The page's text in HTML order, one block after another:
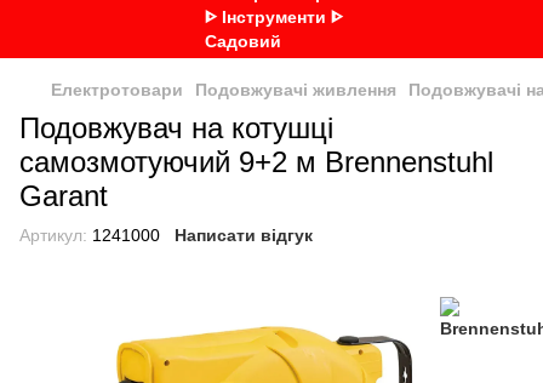
Електротовари Подовжувачі живлення Подовжувачі
Подовжувач на котушці
самозмотуючий 9+2 м Brennenstuhl
Garant
Артикул: 1241000 Написати відгук